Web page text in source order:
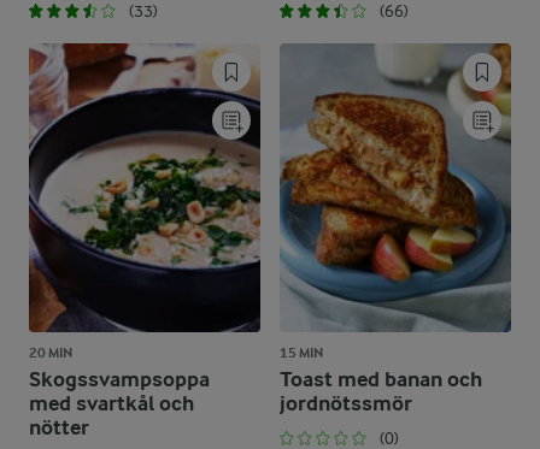
(33) (66)
20 MIN
Skogssvampsoppa
med svartkål och
nötter
15 MIN
Toast med banan och
jordnötssmör
(0)